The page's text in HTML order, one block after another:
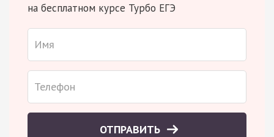
на бесплатном курсе Турбо ЕГЭ
ОТПРАВИТЬ